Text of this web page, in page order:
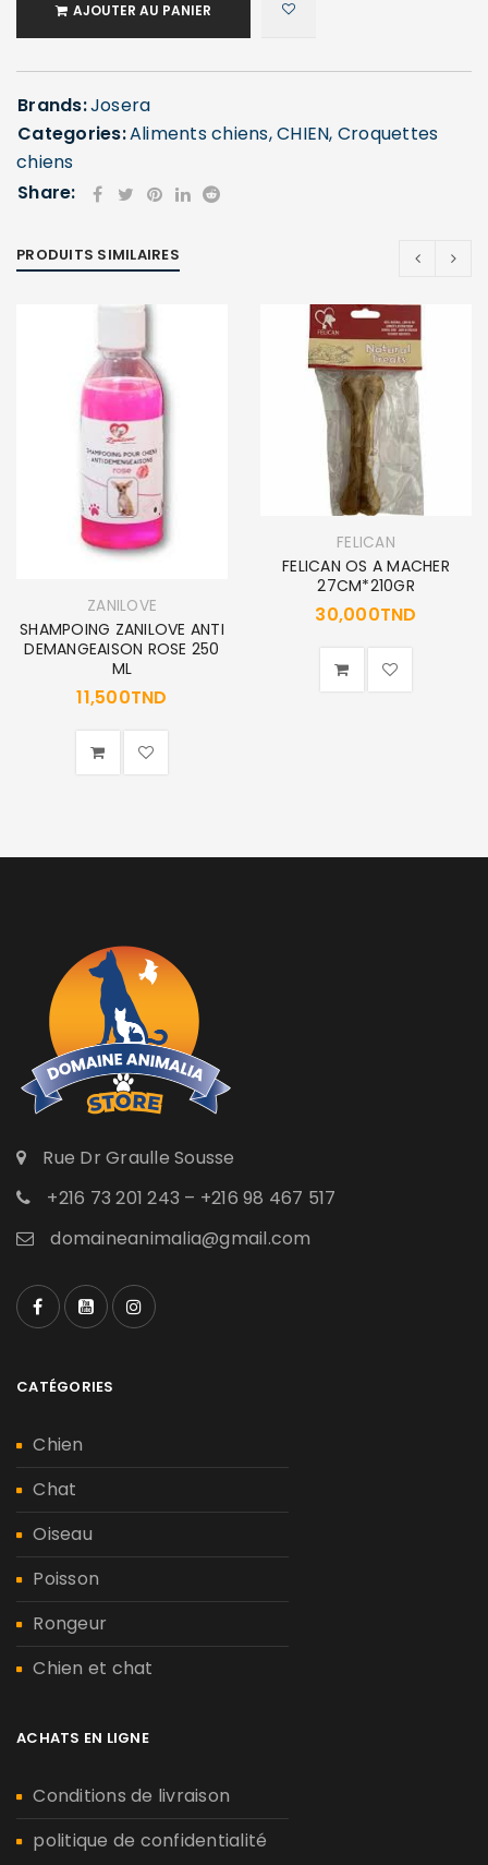
AJOUTER AU PANIER
Brands:Josera
Categories:Aliments chiens,CHIEN, Croquettes
chiens
Share:
PRODUITS SIMILAIRES
ZANILOVE
SHAMPOING ZANILOVE ANTI
DEMANGEAISON ROSE 250
ML
11,500TND
FELICAN
FELICAN OS A MACHER
27CM*210GR
30,000TND
Rue Dr Graulle Sousse
+216 73 201 243 – +216 98 467 517
domaineanimalia@gmail.com
CATÉGORIES
Chien
Chat
Oiseau
Poisson
Rongeur
Chien et chat
ACHATS EN LIGNE
Conditions de livraison
politique de confidentialité